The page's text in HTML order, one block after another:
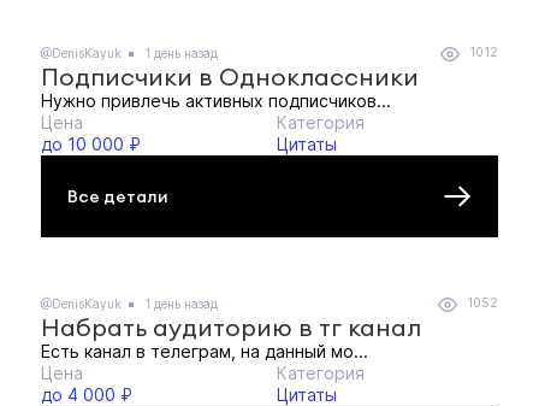
@DenisKayuk 1 день назад 1012
Подписчики в Одноклассники
Нужно привлечь активных подписчиков...
Цена
до 10 000 ₽
Категория
Цитаты
Все детали
@DenisKayuk 1 день назад 1052
Набрать аудиторию в тг канал
Есть канал в телеграм, на данный мо...
Цена
до 4 000 ₽
Категория
Цитаты